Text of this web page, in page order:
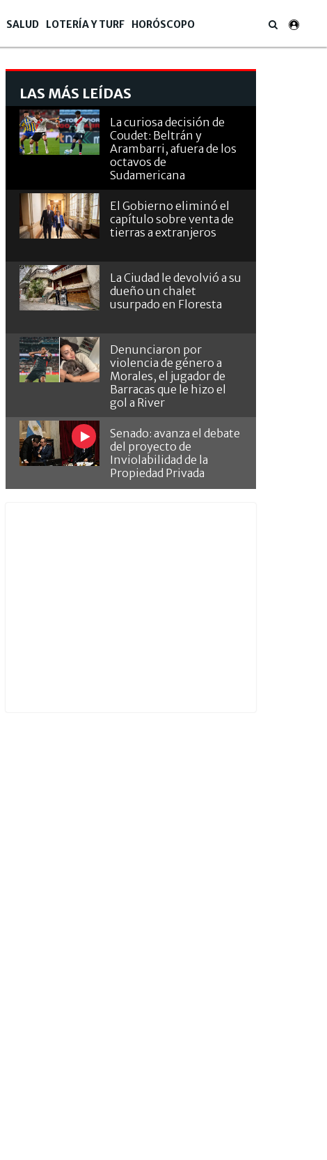
SALUD LOTERÍA Y TURF HORÓSCOPO
LAS MÁS LEÍDAS
La curiosa decisión de
Coudet: Beltrán y
Arambarri, afuera de los
octavos de
Sudamericana
El Gobierno eliminó el
capítulo sobre venta de
tierras a extranjeros
La Ciudad le devolvió a su
dueño un chalet
usurpado en Floresta
Denunciaron por
violencia de género a
Morales, el jugador de
Barracas que le hizo el
gol a River
Senado: avanza el debate
del proyecto de
Inviolabilidad de la
Propiedad Privada